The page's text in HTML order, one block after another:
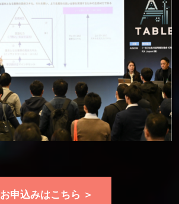
お申込みはこちら ＞